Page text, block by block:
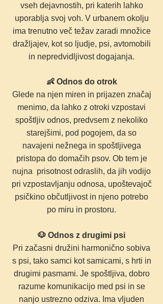
vseh dejavnostih, pri katerih lahko
uporablja svoj voh. V urbanem okolju
ima trenutno več težav zaradi množice
dražljajev, kot so ljudje, psi, avtomobili
in nepredvidljivost dogajanja.
👶 Odnos do otrok
Glede na njen miren in prijazen značaj
menimo, da lahko z otroki vzpostavi
spoštljiv odnos, predvsem z nekoliko
starejšimi, pod pogojem, da so
navajeni nežnega in spoštljivega
pristopa do domačih psov. Ob tem je
nujna prisotnost odraslih, da jih vodijo
pri vzpostavljanju odnosa, upoštevajoč
psičkino občutljivost in njeno potrebo
po miru in prostoru.
🐶 Odnos z drugimi psi
Pri začasni družini harmonično sobiva
s psi, tako samci kot samicami, s hrti in
drugimi pasmami. Je spoštljiva, dobro
razume komunikacijo med psi in se
nanjo ustrezno odziva. Ima vljuden